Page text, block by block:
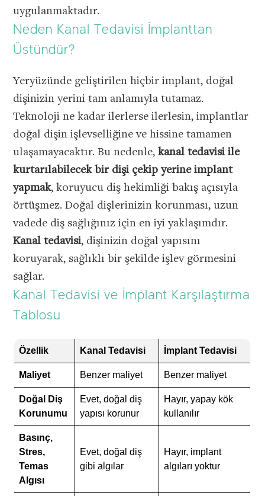
uygulanmaktadır.
Neden Kanal Tedavisi İmplanttan
Üstündür?
Yeryüzünde geliştirilen hiçbir implant, doğal
dişinizin yerini tam anlamıyla tutamaz.
Teknoloji ne kadar ilerlerse ilerlesin, implantlar
doğal dişin işlevselliğine ve hissine tamamen
ulaşamayacaktır. Bu nedenle,kanal tedavisi ile
kurtarılabilecek bir dişi çekip yerine implant
yapmak, koruyucu diş hekimliği bakış açısıyla
örtüşmez. Doğal dişlerinizin korunması, uzun
vadede diş sağlığınız için en iyi yaklaşımdır.
Kanal tedavisi, dişinizin doğal yapısını
koruyarak, sağlıklı bir şekilde işlev görmesini
sağlar.
Kanal Tedavisi ve İmplant Karşılaştırma
Tablosu
Özellik Kanal Tedavisi İmplant Tedavisi
Maliyet Benzer maliyet Benzer maliyet
Doğal Diş
Korunumu
Evet, doğal diş
yapısı korunur
Hayır, yapay kök
kullanılır
Basınç,
Stres,
Temas
Algısı
Evet, doğal diş
gibi algılar
Hayır, implant
algıları yoktur